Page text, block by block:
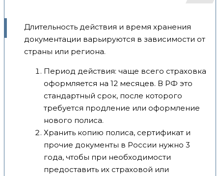
Длительность действия и время хранения
документации варьируются в зависимости от
страны или региона.
Период действия: чаще всего страховка
оформляется на 12 месяцев. В РФ это
стандартный срок, после которого
требуется продление или оформление
нового полиса.
Хранить копию полиса, сертификат и
прочие документы в России нужно 3
года, чтобы при необходимости
предоставить их страховой или